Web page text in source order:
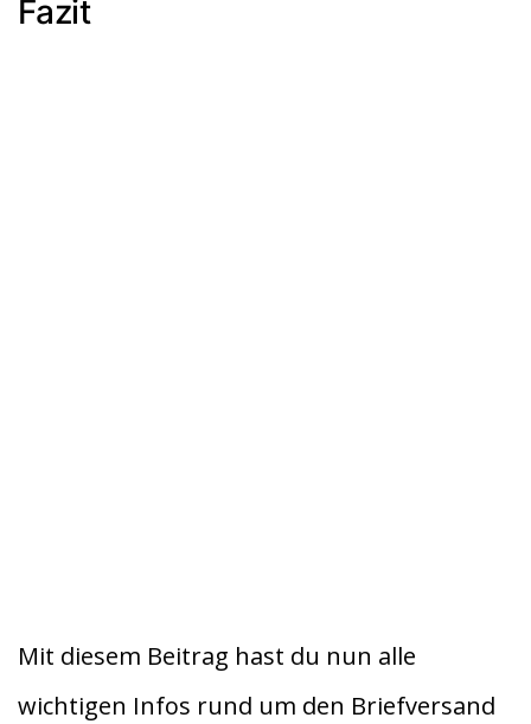
Fazit
Mit diesem Beitrag hast du nun alle
wichtigen Infos rund um den Briefversand